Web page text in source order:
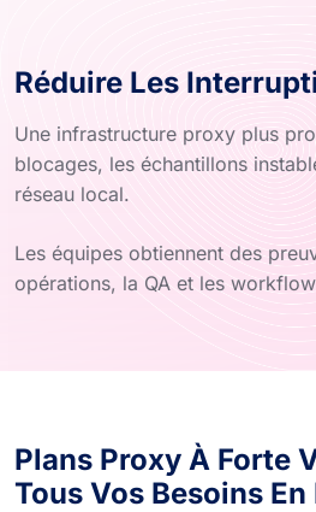
Réduire Les
Une infrastructure proxy plus
blocages, les échantillons
réseau local.
Les équipes obtiennent des
opérations, la QA et les
Plans Proxy À Forte
Tous Vos Besoins En